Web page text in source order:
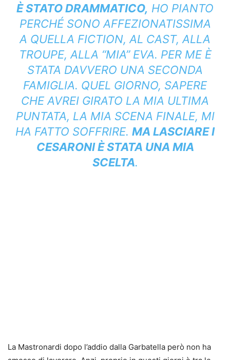
È STATO DRAMMATICO, HO PIANTO
PERCHÉ SONO AFFEZIONATISSIMA
A QUELLA FICTION, AL CAST, ALLA
TROUPE, ALLA “MIA” EVA. PER ME È
STATA DAVVERO UNA SECONDA
FAMIGLIA. QUEL GIORNO, SAPERE
CHE AVREI GIRATO LA MIA ULTIMA
PUNTATA, LA MIA SCENA FINALE, MI
HA FATTO SOFFRIRE. MA LASCIARE I
CESARONI È STATA UNA MIA
SCELTA.
La Mastronardi dopo l’addio dalla Garbatella però non ha